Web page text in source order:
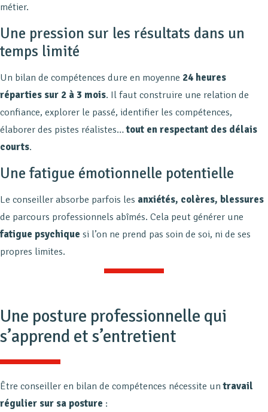
métier.
Une pression sur les résultats dans un
temps limité
Un bilan de compétences dure en moyenne 24 heures
réparties sur 2 à 3 mois. Il faut construire une relation de
confiance, explorer le passé, identifier les compétences,
élaborer des pistes réalistes…tout en respectant des délais
courts.
Une fatigue émotionnelle potentielle
Le conseiller absorbe parfois les anxiétés, colères, blessures
de parcours professionnels abîmés. Cela peut générer une
fatigue psychique si l’on ne prend pas soin de soi, ni de ses
propres limites.
Une posture professionnelle qui
s’apprend et s’entretient
Être conseiller en bilan de compétences nécessite untravail
régulier sur sa posture :